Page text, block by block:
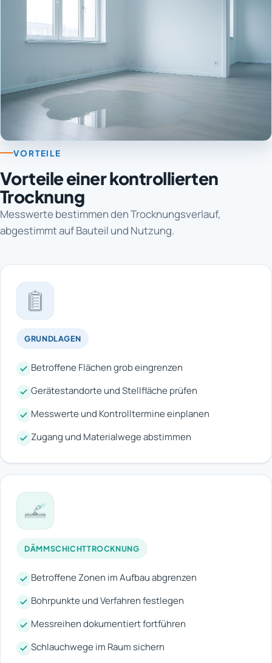
VORTEILE
Vorteile einer kontrollierten
Trocknung
Messwerte bestimmen den Trocknungsverlauf,
abgestimmt auf Bauteil und Nutzung.
GRUNDLAGEN
Betroffene Flächen grob eingrenzen
Gerätestandorte und Stellfläche prüfen
Messwerte und Kontrolltermine einplanen
Zugang und Materialwege abstimmen
DÄMMSCHICHTTROCKNUNG
Betroffene Zonen im Aufbau abgrenzen
Bohrpunkte und Verfahren festlegen
Messreihen dokumentiert fortführen
Schlauchwege im Raum sichern